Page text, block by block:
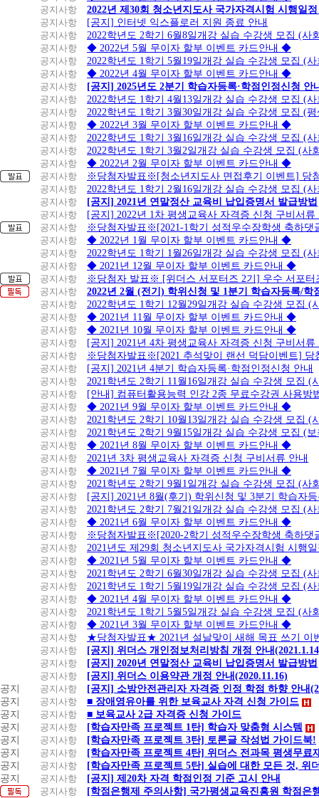
공지사항
2022년 제30회 청소년지도사 국가자격시험 시행일
공지사항
[공지] 인터넷 익스플로러 지원 종료 안내
공지사항
2022학년도 2학기 6월8일개강 실습 수강생 모집 (사
공지사항
◆ 2022년 5월 무이자 할부 이벤트 카드안내 ◆
공지사항
2022학년도 1학기 5월19일개강 실습 수강생 모집 (
공지사항
◆ 2022년 4월 무이자 할부 이벤트 카드안내 ◆
공지사항
[공지] 2025년도 2분기 학습자등록·학점인정신청 안
공지사항
2022학년도 1학기 4월13일개강 실습 수강생 모집 (
공지사항
2022학년도 1학기 3월30일개강 실습 수강생 모집 (
공지사항
◆ 2022년 3월 무이자 할부 이벤트 카드안내 ◆
공지사항
2022학년도 1학기 3월16일개강 실습 수강생 모집 (
공지사항
2022학년도 1학기 3월2일개강 실습 수강생 모집 (사
공지사항
◆ 2022년 2월 무이자 할부 이벤트 카드안내 ◆
공지사항
※당첨자발표※[청소년지도사 면접후기 이벤트] 당
공지사항
2022학년도 1학기 2월16일개강 실습 수강생 모집 (
공지사항
[공지] 2021년 연말정산 교육비 납입증명서 발급방법
공지사항
[공지] 2022년 1차 평생교육사 자격증 신청 구비서류
공지사항
※당첨자발표※[2021-1학기 성적우수장학생 축하댓
공지사항
◆ 2022년 1월 무이자 할부 이벤트 카드안내 ◆
공지사항
2022학년도 1학기 1월26일개강 실습 수강생 모집 (
공지사항
◆ 2021년 12월 무이자 할부 이벤트 카드안내 ◆
공지사항
※당첨자 발표※ [위더스 서포터즈 2기] 우수 서포터
공지사항
2022년 2월 (전기) 학위신청 및 1분기 학습자등록/학
공지사항
2022학년도 1학기 12월29일개강 실습 수강생 모집 (
공지사항
◆ 2021년 11월 무이자 할부 이벤트 카드안내 ◆
공지사항
◆ 2021년 10월 무이자 할부 이벤트 카드안내 ◆
공지사항
[공지] 2021년 4차 평생교육사 자격증 신청 구비서류
공지사항
※당첨자발표※[2021 추석맞이 랜선 덕담이벤트] 당
공지사항
[공지] 2021년 4분기 학습자등록·학점인정신청 안내
공지사항
2021학년도 2학기 11월16일개강 실습 수강생 모집 (
공지사항
[안내] 컴퓨터활용능력 인강 2종 무료수강권 사용방
공지사항
◆ 2021년 9월 무이자 할부 이벤트 카드안내 ◆
공지사항
2021학년도 2학기 10월13일개강 실습 수강생 모집 (
공지사항
2021학년도 2학기 9월15일개강 실습 수강생 모집 (
공지사항
◆ 2021년 8월 무이자 할부 이벤트 카드안내 ◆
공지사항
2021년 3차 평생교육사 자격증 신청 구비서류 안내
공지사항
◆ 2021년 7월 무이자 할부 이벤트 카드안내 ◆
공지사항
2021학년도 2학기 9월1일개강 실습 수강생 모집 (사
공지사항
[공지] 2021년 8월(후기) 학위신청 및 3분기 학습자
공지사항
2021학년도 2학기 7월21일개강 실습 수강생 모집 (
공지사항
◆ 2021년 6월 무이자 할부 이벤트 카드안내 ◆
공지사항
※당첨자발표※[2020-2학기 성적우수장학생 축하댓
공지사항
2021년도 제29회 청소년지도사 국가자격시험 시행
공지사항
◆ 2021년 5월 무이자 할부 이벤트 카드안내 ◆
공지사항
2021학년도 2학기 6월30일개강 실습 수강생 모집 (
공지사항
2021학년도 1학기 5월19일개강 실습 수강생 모집 (
공지사항
◆ 2021년 4월 무이자 할부 이벤트 카드안내 ◆
공지사항
2021학년도 1학기 5월5일개강 실습 수강생 모집 (사
공지사항
◆ 2021년 3월 무이자 할부 이벤트 카드안내 ◆
공지사항
★당첨자발표★ 2021년 설날맞이 새해 목표 쓰기 이
공지사항
[공지] 위더스 개인정보처리방침 개정 안내
공지사항
[공지] 2020년 연말정산 교육비 납입증명서 발급방법
공지사항
[공지] 위더스 이용약관 개정 안내(2020.11.16)
공지
공지사항
[공지] 소방안전관리자 자격증 인정 학점 하향 안내
공지
공지사항
■ 장애영유아를 위한 보육교사 자격 신청 가이드
공지
공지사항
■ 보육교사 2급 자격증 신청 가이드
공지
공지사항
[학습자만족 프로젝트 1탄] 학습자 맞춤형 시스템
공지
공지사항
[학습자만족 프로젝트 3탄] 토론글 작성법 가이드북!
공지
공지사항
[학습자만족 프로젝트 4탄] 위더스 전과목 평생무료
공지
공지사항
[학습자만족 프로젝트 5탄] 실습에 대한 모든 것, 위
공지
공지사항
[공지] 제20차 자격 학점인정 기준 고시 안내
공지사항
[학점은행제 주의사항] 국가평생교육진흥원 학점은